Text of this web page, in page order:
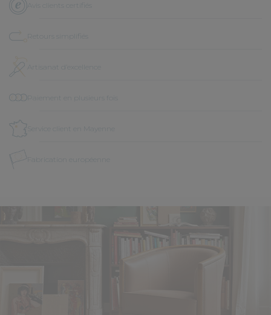
Avis clients certifiés
Retours simplifiés
Artisanat d’excellence
Paiement en plusieurs fois
Service client en Mayenne
Fabrication européenne